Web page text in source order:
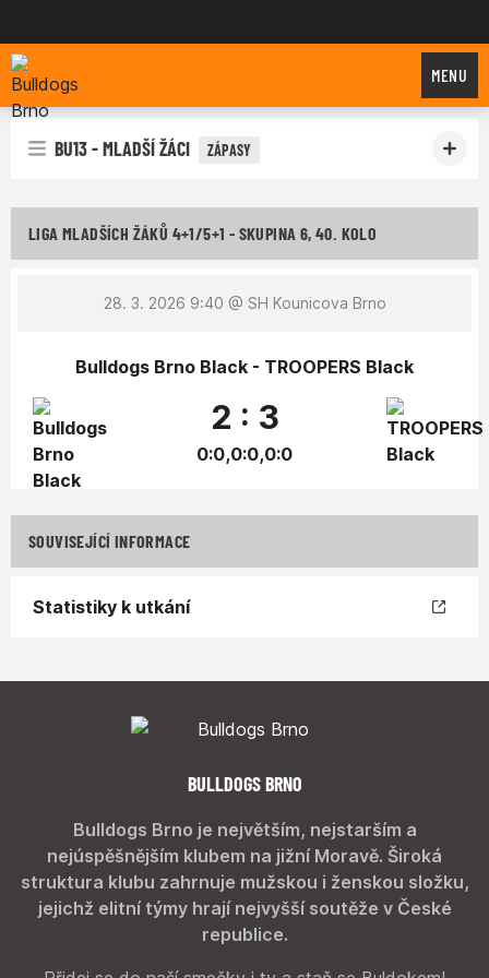
Bulldogs Brno
MENU
BU13 - MLADŠÍ ŽÁCI ZÁPASY
LIGA MLADŠÍCH ŽÁKŮ 4+1/5+1 - SKUPINA 6, 40. KOLO
28. 3. 2026 9:40 @ SH Kounicova Brno
Bulldogs Brno Black - TROOPERS Black
2 : 3
0:0,0:0,0:0
SOUVISEJÍCÍ INFORMACE
Statistiky k utkání
BULLDOGS BRNO
Bulldogs Brno je největším, nejstarším a
nejúspěšnějším klubem na jižní Moravě. Široká
struktura klubu zahrnuje mužskou i ženskou složku,
jejichž elitní týmy hrají nejvyšší soutěže v České
republice.